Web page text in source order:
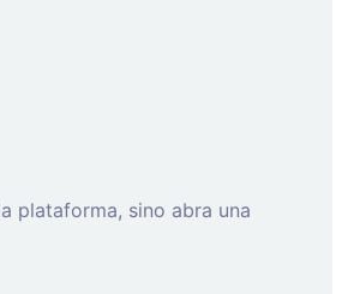
plataforma, sino abra una